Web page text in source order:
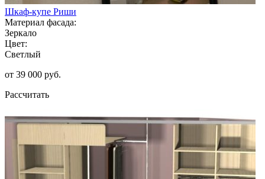
Шкаф-купе Риши
Материал фасада:
Зеркало
Цвет:
Светлый
от 39 000 руб.
Рассчитать